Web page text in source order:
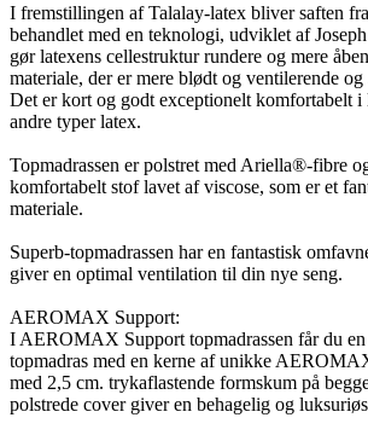
I fremstillingen af Talalay-latex bliver saften
behandlet med en teknologi, udviklet af
gør latexens cellestruktur rundere og mere
materiale, der er mere blødt og ventilerende og
Det er kort og godt exceptionelt komfortabelt i
andre typer latex.
Topmadrassen er polstret med Ariella®-fibre
komfortabelt stof lavet af viscose, som er et
materiale.
Superb-topmadrassen har en fantastisk
giver en optimal ventilation til din nye seng.
AEROMAX Support:
I AEROMAX Support topmadrassen får du
topmadras med en kerne af unikke
med 2,5 cm. trykaflastende formskum på
polstrede cover giver en behagelig og